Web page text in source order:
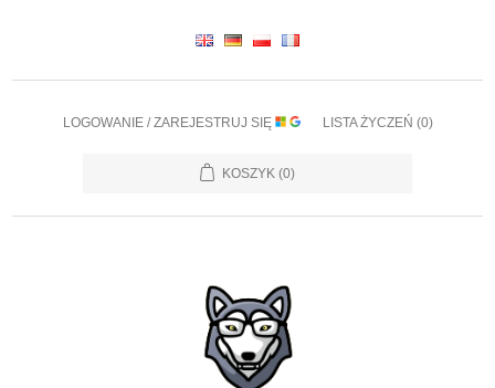
LOGOWANIE / ZAREJESTRUJ SIĘ LISTA ŻYCZEŃ (0)
KOSZYK (0)